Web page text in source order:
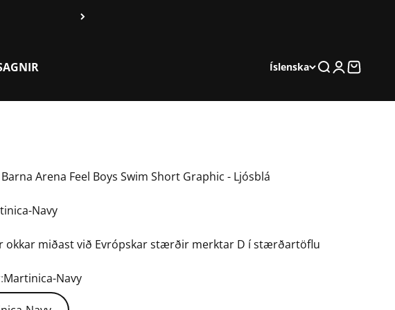
Íslenska LeitaInnskráning
Karfa
Arena Feel Boys Swim Short Graphic - Ljósblá
Navy
miðast við Evrópskar stærðir merktar D í stærðartöflu
Martinica-Navy